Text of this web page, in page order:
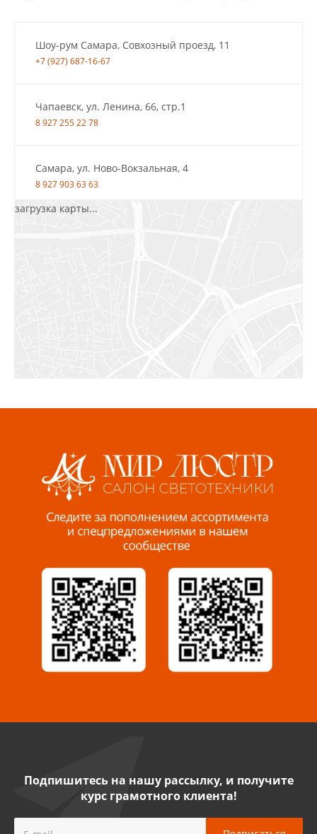
Шоу-рум Самара, Совхозный проезд, 11
+7 (927) 687-16-67
Чапаевск, ул. Ленина, 66, стр.1
8 927 255 22 78
Самара, ул. Ново-Вокзальная, 4
8 927 903 63 63
Пенза, ул. Пролетарская, 61 ТЦ "Стройбери"
Миасс, ул. Романенко, 95
8 922 500 30 39
Сызрань, ул. Декабристов, 1А
8 927 009 54 63
Саратов, ул. Танкистов, 37 (БЦ «Дикомп»)
Нефтекамск, ул. Ленина, 62
8 927 960 61 02
загрузка карты...
Подпишитесь на нашу рассылку, и получите
курс грамотного клиента!